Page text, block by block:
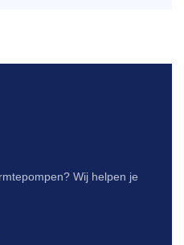
Wij helpen je